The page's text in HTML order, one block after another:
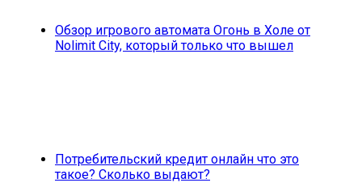
Обзор игрового автомата Огонь в Холе от
Nolimit City, который только что вышел
Потребительский кредит онлайн что это
такое? Сколько выдают?